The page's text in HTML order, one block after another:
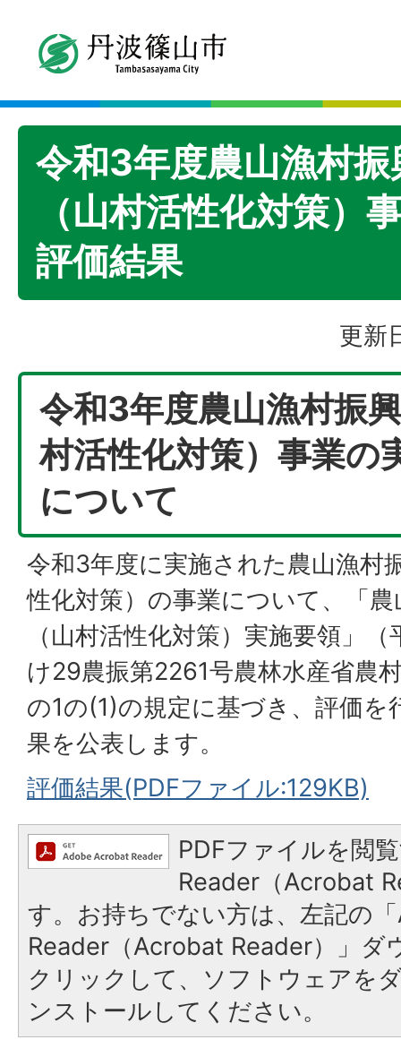
令和3年度農山漁村振
（山村活性化対策）
評価結果
更新
令和3年度農山漁村振
村活性化対策）事業の
について
令和3年度に実施された農山漁村
性化対策）の事業について、「
（山村活性化対策）実施要領」
け29農振第2261号農林水産省農
の1の(1)の規定に基づき、評価を
果を公表します。
評価結果(PDFファイル:129KB)
PDFファイルを閲
Reader（Acrobat
す。お持ちでない方は、左記の
Reader（Acrobat Reader）」ダ
クリックして、ソフトウェアを
ンストールしてください。